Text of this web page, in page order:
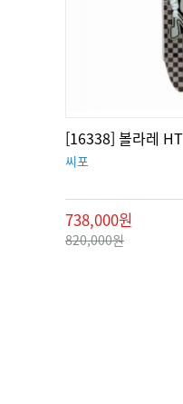
[16338] 볼라레 HT
씨포
738,000원
820,000원